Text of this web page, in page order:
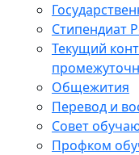
Стипендиат
Текущий
Общежития
Перевод и
Совет
Профком